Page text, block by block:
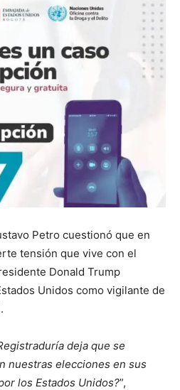
Petro cuestionó que en
tensión que vive con el
Donald Trump
Unidos como vigilante de
deja que se
nuestras elecciones en sus
los Estados Unidos?”,